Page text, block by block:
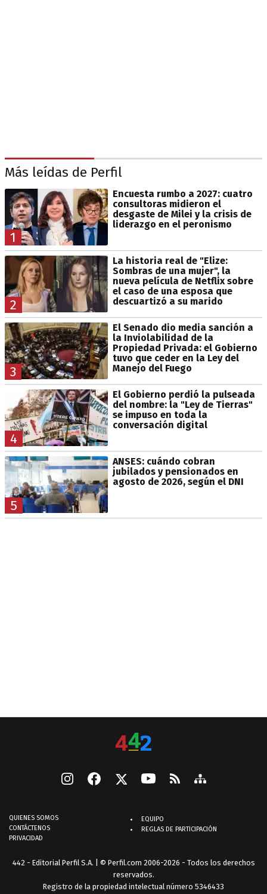
Más leídas de Perfil
1
Encuesta rumbo a 2027: cuatro
consultoras midieron el
desgaste de Milei y la crisis de
liderazgo en el peronismo
2
La historia real de "Elize:
Sombras de una mujer", la
nueva película de Netflix sobre
el caso de una esposa que
descuartizó a su marido
3
El Senado dio media sanción a
la Inviolabilidad de la
Propiedad Privada: el Gobierno
tuvo que ceder en la Ley del
Manejo del Fuego
4
El Gobierno perdió la pulseada
del nombre: la "Ley de Tierras"
se impuso en toda la
conversación digital
5
ANSES: cuándo cobran
jubilados y pensionados en
agosto de 2026, según el DNI
QUIENES SOMOS
CONTÁCTENOS
PRIVACIDAD
EQUIPO
REGLAS DE PARTICIPACIÓN
442 - Editorial Perfil S.A. | © Perfil.com 2006-2026 - Todos los derechos
reservados.
Registro de la propiedad intelectual número 5346433